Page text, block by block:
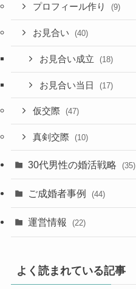
プロフィール作り (9)
お見合い (40)
お見合い成立 (18)
お見合い当日 (17)
仮交際 (47)
真剣交際 (10)
30代男性の婚活戦略 (35)
ご成婚者事例 (44)
運営情報 (22)
よく読まれている記事